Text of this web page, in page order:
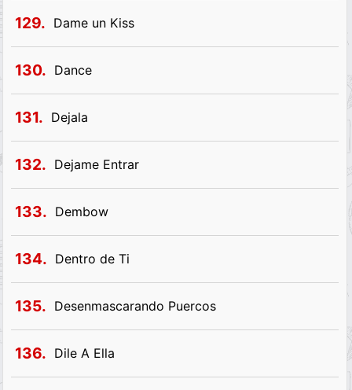
129. Dame un Kiss
130. Dance
131. Dejala
132. Dejame Entrar
133. Dembow
134. Dentro de Ti
135. Desenmascarando Puercos
136. Dile A Ella